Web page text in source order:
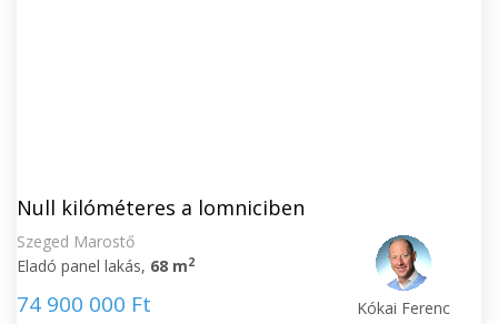
Null kilóméteres a lomniciben
Szeged Marostő
Eladó panel lakás, 68 m2
74 900 000 Ft Kókai Ferenc